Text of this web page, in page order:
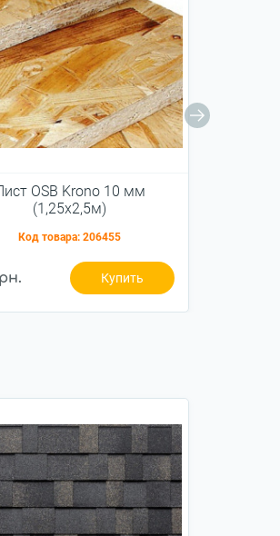
OSB Krono 10 мм
(1,25х2,5м)
Код товара: 206455
Купить